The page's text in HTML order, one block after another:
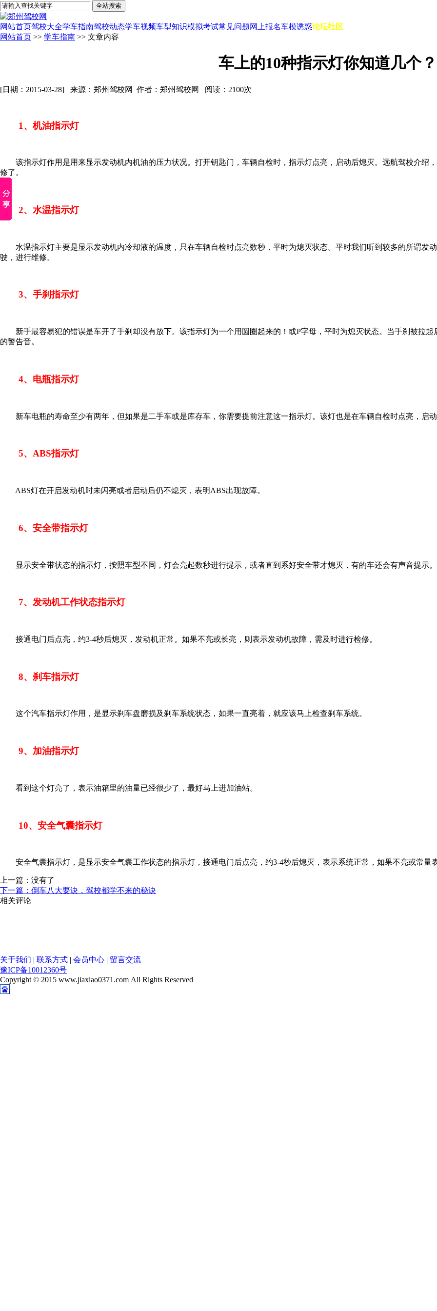
网站首页驾校大全学车指南驾校动态学车视频车型知识模拟考试常见问题网上报名车模诱惑论坛社区
网站首页 >> 学车指南 >> 文章内容
车上的10种指示灯你知道几个？
[日期：2015-03-28] 来源：郑州驾校网 作者：郑州驾校网 阅读： 2100次
1、机油指示灯
该指示灯作用是用来显示发动机内机油的压力状况。打开钥匙门，车辆自检时，指示灯点亮，启动后熄灭。远航驾校介绍
修了。
2、水温指示灯
水温指示灯主要是显示发动机内冷却液的温度，只在车辆自检时点亮数秒，平时为熄灭状态。平时我们听到较多的所谓发
驶，进行维修。
3、手刹指示灯
新手最容易犯的错误是车开了手刹却没有放下。该指示灯为一个用圆圈起来的！或P字母，平时为熄灭状态。当手刹被拉起
的警告音。
4、电瓶指示灯
新车电瓶的寿命至少有两年，但如果是二手车或是库存车，你需要提前注意这一指示灯。该灯也是在车辆自检时点亮，启动
5、ABS指示灯
ABS灯在开启发动机时未闪亮或者启动后仍不熄灭，表明ABS出现故障。
6、安全带指示灯
显示安全带状态的指示灯，按照车型不同，灯会亮起数秒进行提示，或者直到系好安全带才熄灭，有的车还会有声音提示。
7、发动机工作状态指示灯
接通电门后点亮，约3-4秒后熄灭，发动机正常。如果不亮或长亮，则表示发动机故障，需及时进行检修。
8、刹车指示灯
这个汽车指示灯作用，是显示刹车盘磨损及刹车系统状态，如果一直亮着，就应该马上检查刹车系统。
9、加油指示灯
看到这个灯亮了，表示油箱里的油量已经很少了，最好马上进加油站。
10、安全气囊指示灯
安全气囊指示灯，是显示安全气囊工作状态的指示灯，接通电门后点亮，约3-4秒后熄灭，表示系统正常，如果不亮或常量
上一篇：没有了
下一篇：倒车八大要诀，驾校都学不来的秘诀
相关评论
关于我们 | 联系方式 | 会员中心 | 留言交流
豫ICP备10012360号
Copyright © 2015 www.jiaxiao0371.com All Rights Reserved